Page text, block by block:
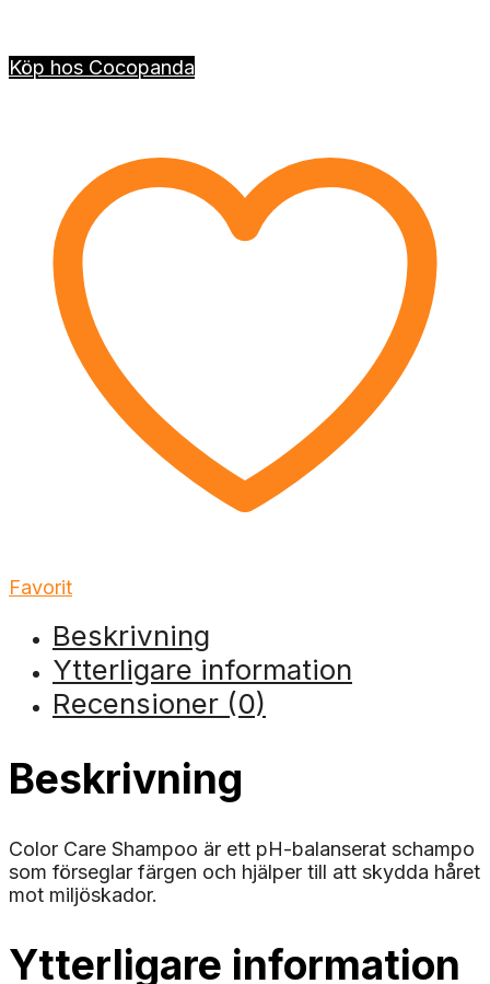
Köp hos Cocopanda
Favorit
Beskrivning
Ytterligare information
Recensioner (0)
Beskrivning
Color Care Shampoo är ett pH-balanserat schampo
som förseglar färgen och hjälper till att skydda håret
mot miljöskador.
Ytterligare information